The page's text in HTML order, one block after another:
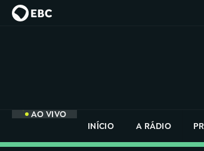
AO VIVO
INÍCIO
A RÁDIO